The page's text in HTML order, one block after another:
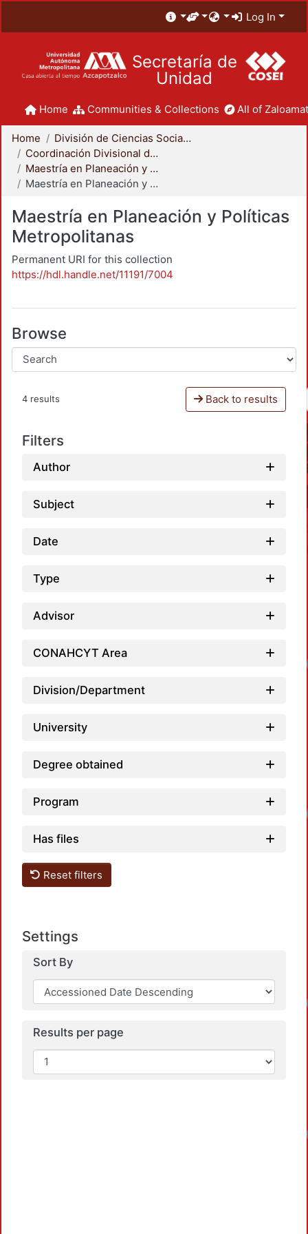
Log In
Secretaría de
Unidad
Home Communities & Collections All of
Home
División de Ciencias Sociales y Humanidades
Coordinación Divisional de Posgrado
Maestría en Planeación y Políticas Metropolitanas
Maestría en Planeación y Políticas Metropolitanas
Maestría en Planeación y Políticas
Metropolitanas
Permanent URI for this collection
https://hdl.handle.net/11191/7004
Browse
4 results Back to results
Filters
Author
Subject
Date
Type
Advisor
CONAHCYT Area
Division/Department
University
Degree obtained
Program
Has files
Reset filters
Settings
Sort By
Results per page